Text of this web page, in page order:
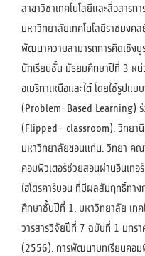
สาขาวิชาเทคโนโลยีและสื่อสาร
มหาวิทยาลัยเทคโนโลยีราชมง
พัฒนาความสามารถการคิดเชิง
นักเรียนชั้น มัธยมศึกษาปีที่ 3 ห
อเมริกาเหนือและใต้ โดยใช้รูปแ
(Problem-Based Learning)
(Flipped- classroom). วิทย
มหาวิทยาลัยขอนแก่น. วิทยา ค
คอมพิวเตอร์ช่วยสอนผ่านอินเทอ
ไฮโดรคาร์บอน ที่มีผลสัมฤทธิ์ทาง
ศึกษาชั้นปีที่ 1. มหาวิทยาลัย เท
วารสารวิจัยปีที่ 7 ฉบับที่ 1 มกร
(2556). การพัฒนาบทเรียนคอม